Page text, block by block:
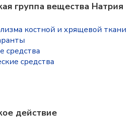
группа вещества Натрия
костной и хрящевой ткани
средства
средства
действие